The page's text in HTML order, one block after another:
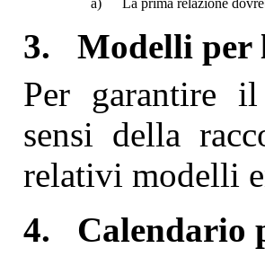
a) La prima relazione
3. Modelli per
Per garantire
sensi della
relativi modelli
4. Calendario